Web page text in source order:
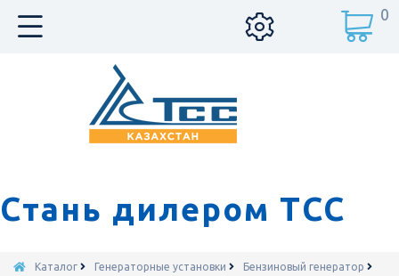
Стань дилером ТСС
0
Каталог Генераторные установки
Бензиновый генератор